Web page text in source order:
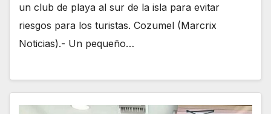
un club de playa al sur de la isla para evitar
riesgos para los turistas. Cozumel (Marcrix
Noticias).- Un pequeño…